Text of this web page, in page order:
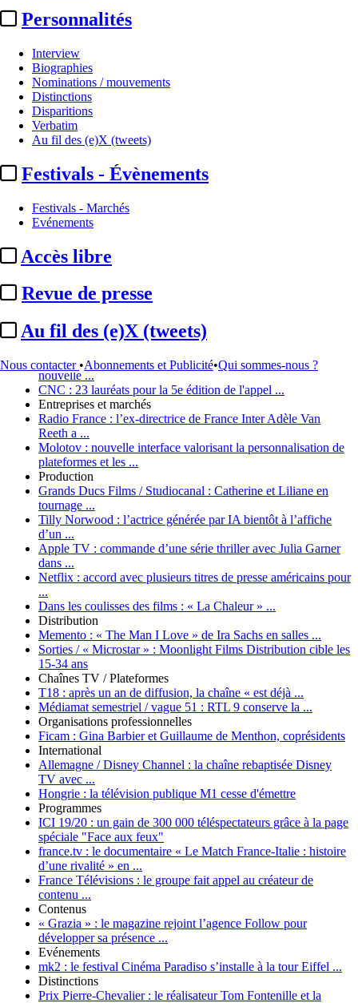
Personnalités
Interview
Biographies
Nominations / mouvements
Distinctions
Disparitions
Verbatim
Au fil des (e)X (tweets)
Festivals - Évènements
Festivals - Marchés
Evénements
Accès libre
Revue de presse
Au fil des (e)X (tweets)
Nous contacter •Abonnements et Publicité•Qui sommes-nous ?
Sommaire
Public des salles :
ADMTV / Publicité télévisée :
...
Assemblée nationale :la mission d’information sur l’Arcom
Assemblée nationale / Audiovisuel public :le RN dépose une
nouvelle ...
CNC : 23 lauréats pour la 5e édition de l'appel ...
Entreprises et marchés
Radio France : l’ex-directrice de France Inter Adèle Van
Reeth a ...
Molotov : nouvelle interface valorisant la personnalisation de
plateformes et les ...
Production
Grands Ducs Films / Studiocanal : Catherine et Liliane en
tournage ...
Tilly Norwood : l’actrice générée par IA bientôt à l’affiche
d’un ...
Apple TV : commande d’une série thriller avec Julia Garner
dans ...
Netflix : accord avec plusieurs titres de presse américains pour
...
Dans les coulisses des films : « La Chaleur » ...
Distribution
Memento : « The Man I Love » de Ira Sachs en salles ...
Sorties / « Microstar » : Moonlight Films Distribution cible les
15-34 ans
Chaînes TV / Plateformes
T18 : après un an de diffusion, la chaîne « est déjà ...
Médiamat semestriel / vague 51 : RTL 9 conserve la ...
Organisations professionnelles
Ficam : Gina Barbier et Guillaume de Menthon, coprésidents
International
Allemagne / Disney Channel : la chaîne rebaptisée Disney
TV avec ...
Hongrie : la télévision publique M1 cesse d'émettre
Programmes
ICI 19/20 : un gain de 300 000 téléspectateurs grâce à la page
spéciale "Face aux feux"
france.tv : le documentaire « Le Match France-Italie : histoire
d’une rivalité » en ...
France Télévisions : le groupe fait appel au créateur de
contenu ...
Contenus
« Grazia » : le magazine rejoint l’agence Follow pour
développer sa présence ...
Evénements
mk2 : le festival Cinéma Paradiso s’installe à la tour Eiffel ...
Distinctions
Prix Pierre-Chevalier : le réalisateur Tom Fontenille et la